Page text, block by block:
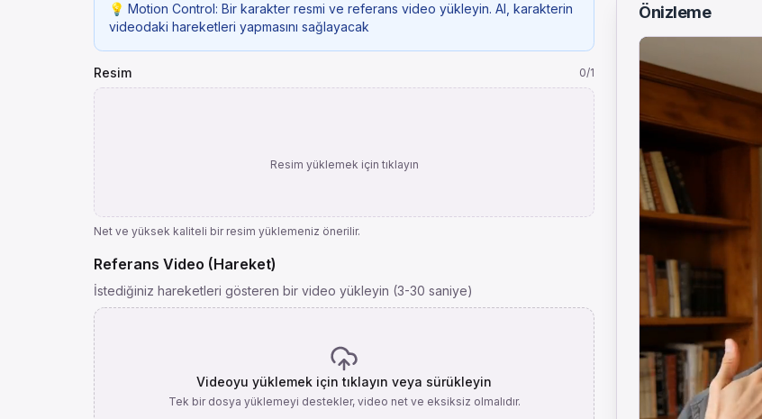
💡 Motion Control: Bir karakter resmi ve referans video yükleyin. AI, karakterin
videodaki hareketleri yapmasını sağlayacak
Resim 0/1
Resim yüklemek için tıklayın
Net ve yüksek kaliteli bir resim yüklemeniz önerilir.
Referans Video (Hareket)
İstediğiniz hareketleri gösteren bir video yükleyin (3-30 saniye)
Videoyu yüklemek için tıklayın veya sürükleyin
Tek bir dosya yüklemeyi destekler, video net ve eksiksiz olmalıdır.
Önizleme